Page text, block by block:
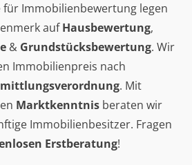
für Immobilienbewertung legen
aufHausbewertung,
& Grundstücksbewertung. Wir
Immobilienpreis nach
. Mit
Marktkenntnis beraten wir
Immobilienbesitzer. Fragen
Erstberatung!